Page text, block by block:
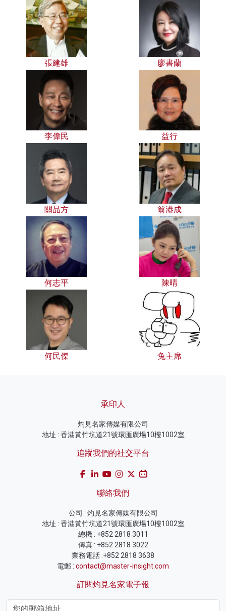
張建雄 廖書蘭
李偉民 益行
關品方 翁港成
何志平 陳晴
何民傑 兔主席
承印人
灼見名家傳媒有限公司
地址 : 香港黃竹坑道21號環匯廣場10樓1002室
追蹤我們的社交平台
聯絡我們
公司 : 灼見名家傳媒有限公司
地址 : 香港黃竹坑道21號環匯廣場10樓1002室
總機 : +852 2818 3011
傳真 : +852 2818 3022
業務電話 :+852 2818 3638
電郵 : contact@master-insight.com
訂閱灼見名家電子報